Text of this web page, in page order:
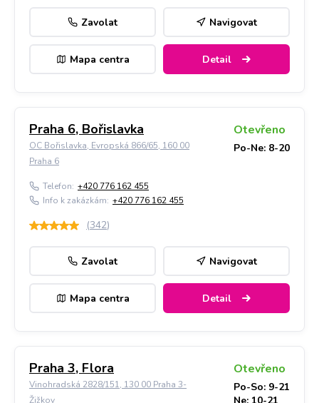
Zavolat Navigovat
Mapa centra Detail
Praha 6, Bořislavka
OC Bořislavka, Evropská 866/65, 160 00
Praha 6
Otevřeno
Po-Ne: 8-20
Telefon: +420 776 162 455
Info k zakázkám: +420 776 162 455
(342)
Zavolat Navigovat
Mapa centra Detail
Praha 3, Flora
Vinohradská 2828/151, 130 00 Praha 3-
Žižkov
Otevřeno
Po-So: 9-21